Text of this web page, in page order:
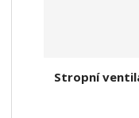
Stropní